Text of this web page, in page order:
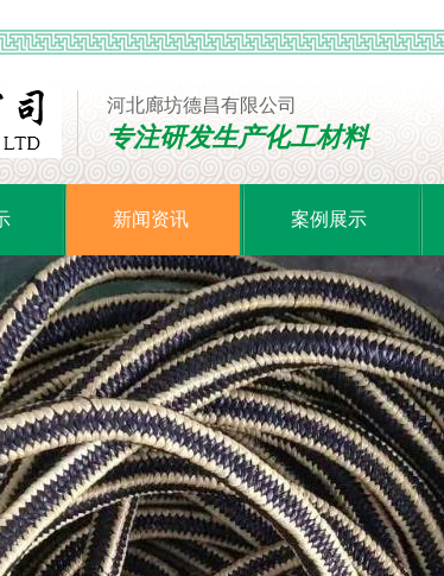
河北廊坊德昌有限公司
专注研发生产化工材料
新闻资讯 案例展示